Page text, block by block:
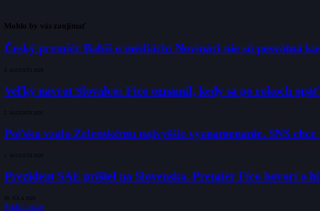
Mohlo by vás zaujímať
Český premiér Babiš o médiách: Novinári nie sú posvätná
3. AUGUSTA 2026
Veľký návrat Slovalca: Fico oznámil, kedy sa po rokoch
2. AUGUSTA 2026
Poľsko vzalo Zelenskému najvyššie vyznamenanie. SNS
1. AUGUSTA 2026
Prezident SAE prišiel na Slovensko. Premiér Fico hovorí o
30. JÚLA 2026
Pridať názor